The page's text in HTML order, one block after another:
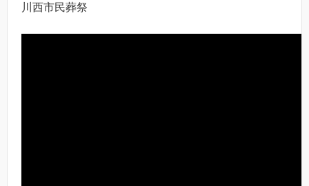
川西市民葬祭